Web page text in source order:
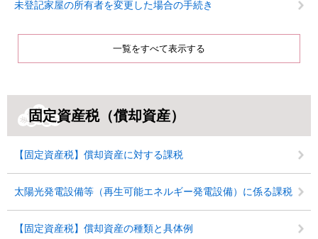
未登記家屋の所有者を変更した場合の手続き
一覧をすべて表示する
固定資産税（償却資産）
【固定資産税】償却資産に対する課税
太陽光発電設備等（再生可能エネルギー発電設備）に係る課税
【固定資産税】償却資産の種類と具体例